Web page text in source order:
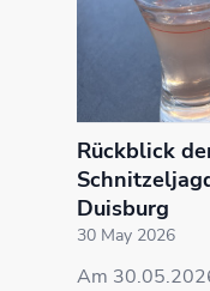
Rückblick
Duisburg
30 May 2026
Am